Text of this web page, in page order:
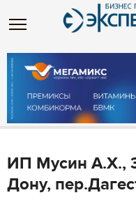
ИП Мусин А.Х.,
Дону,